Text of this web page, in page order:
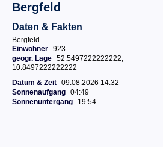
Bergfeld
Daten & Fakten
Bergfeld
Einwohner 923
geogr. Lage 52.5497222222222,
10.8497222222222
Datum & Zeit 09.08.2026 14:32
Sonnenaufgang 04:49
Sonnenuntergang
19:54